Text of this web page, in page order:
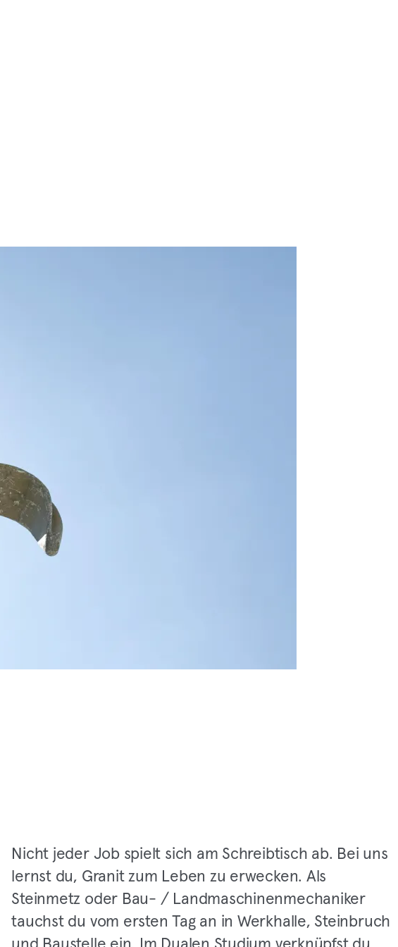
Nicht jeder Job spielt sich am Schreibtisch ab. Bei uns
lernst du, Granit zum Leben zu erwecken. Als
Steinmetz oder Bau- / Landmaschinenmechaniker
tauchst du vom ersten Tag an in Werkhalle, Steinbruch